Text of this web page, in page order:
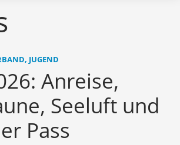
JUGEND
Anreise,
Seeluft und
Pass